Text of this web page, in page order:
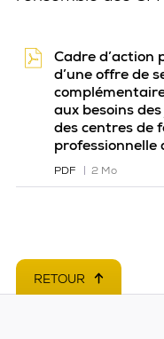
Cadre d’action
d’une offre de
aux besoins
des centres de
professionnelle
PDF 2 Mo
RETOUR EN HAUT DE